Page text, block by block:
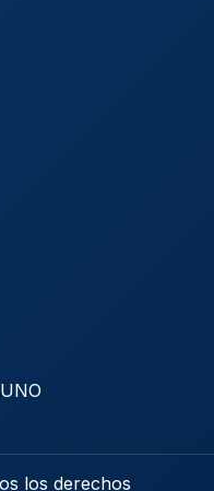
los derechos